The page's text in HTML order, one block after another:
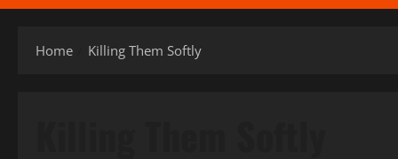
Home Killing Them Softly